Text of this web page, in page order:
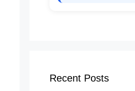
Recent Posts